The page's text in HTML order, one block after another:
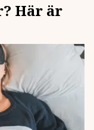
Här är